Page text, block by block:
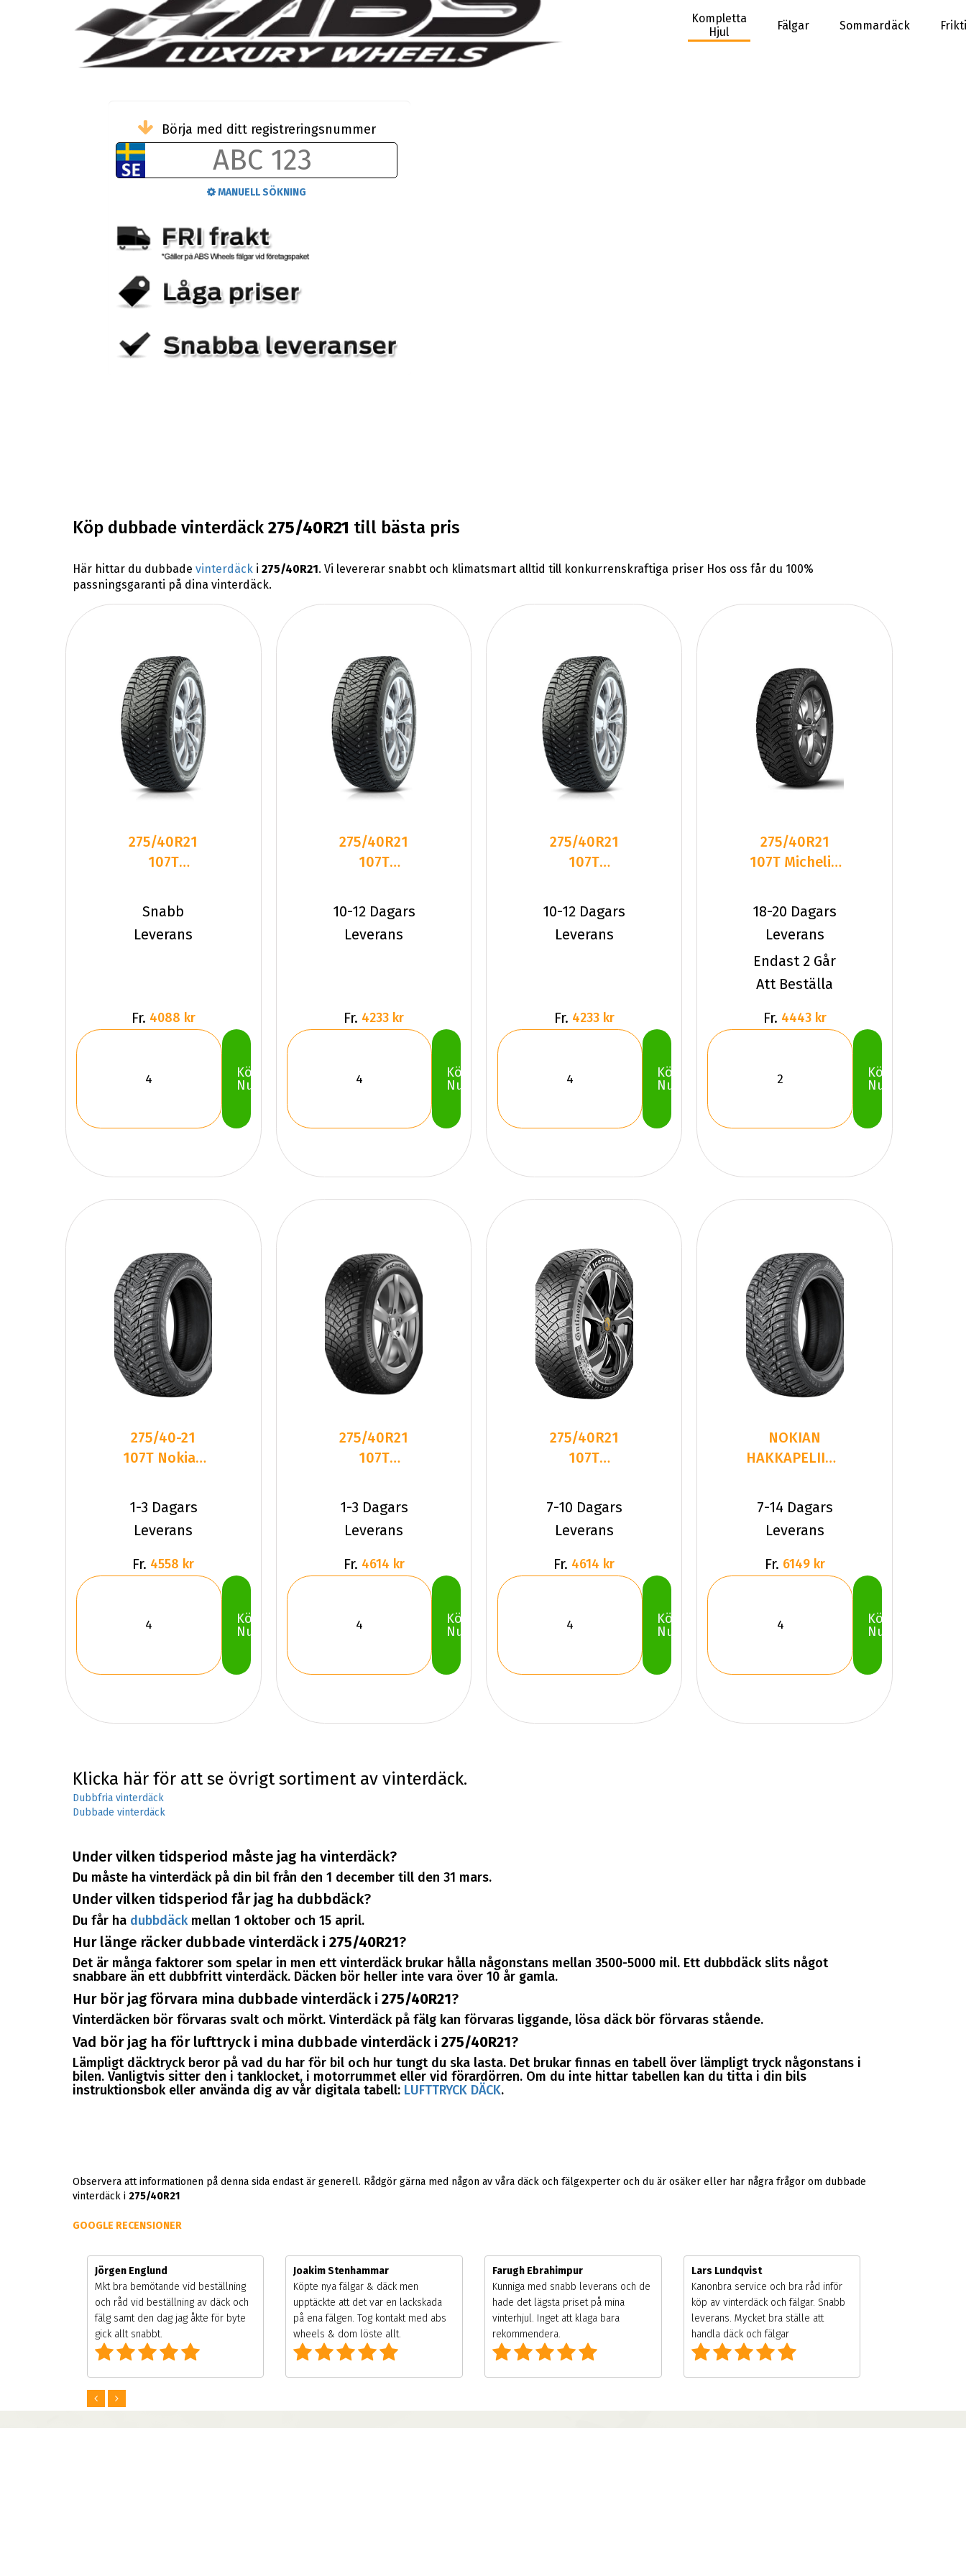
Kompletta
Hjul
Fälgar Sommardäck
Börja med ditt registreringsnummer
MANUELL SÖKNING
Köp dubbade vinterdäck 275/40R21 till bästa pris
Här hittar du dubbade vinterdäcki 275/40R21. Vi levererar snabbt och klimatsmart alltid till konkurrenskraftiga priser Hos oss får du 100%
passningsgaranti på dina vinterdäck.
275/40R21
107T
ULTRAGRIP
Snabb
Leverans
Fr. 4088 kr
Köp
Nu
275/40R21
107T
ULTRAGRIP
ARCTI
10-12 Dagars
Leverans
Fr. 4233 kr
Köp
Nu
275/40R21
107T
ULTRAGRIP
ARCTI
10-12 Dagars
Leverans
Fr. 4233 kr
Köp
Nu
275/40R21
107T Michelin
RG
18-20 Dagars
Leverans
Endast 2 Går
Att Beställa
Fr. 4443 kr
Köp
Nu
275/40-21
107T Nokian
XL Du
1-3 Dagars
Leverans
Fr. 4558 kr
Köp
Nu
275/40R21
107T
IceContact 3
1-3 Dagars
Leverans
Fr. 4614 kr
Köp
Nu
275/40R21
107T
IceContact 8
7-10 Dagars
Leverans
Fr. 4614 kr
Köp
Nu
NOKIAN
HAKKAPELIITTA
7-14 Dagars
Leverans
Fr. 6149 kr
Köp
Nu
Klicka här för att se övrigt sortiment av vinterdäck.
Dubbfria vinterdäck
Dubbade vinterdäck
Under vilken tidsperiod måste jag ha vinterdäck?
Du måste ha vinterdäck på din bil från den 1 december till den 31 mars.
Under vilken tidsperiod får jag ha dubbdäck?
Du får ha dubbdäckmellan 1 oktober och 15 april.
Hur länge räcker dubbade vinterdäck i 275/40R21?
Det är många faktorer som spelar in men ett vinterdäck brukar hålla någonstans mellan 3500-5000 mil. Ett dubbdäck slits något
snabbare än ett dubbfritt vinterdäck. Däcken bör heller inte vara över 10 år gamla.
Hur bör jag förvara mina dubbade vinterdäck i 275/40R21?
Vinterdäcken bör förvaras svalt och mörkt. Vinterdäck på fälg kan förvaras liggande, lösa däck bör förvaras stående.
Vad bör jag ha för lufttryck i mina dubbade vinterdäck i 275/40R21?
Lämpligt däcktryck beror på vad du har för bil och hur tungt du ska lasta. Det brukar finnas en tabell över lämpligt tryck någonstans i
bilen. Vanligtvis sitter den i tanklocket, i motorrummet eller vid förardörren. Om du inte hittar tabellen kan du titta i din bils
instruktionsbok eller använda dig av vår digitala tabell: LUFTTRYCK DÄCK.
Observera att informationen på denna sida endast är generell. Rådgör gärna med någon av våra däck och fälgexperter och du är osäker eller har några frågor om dubbade
vinterdäck i 275/40R21
GOOGLE RECENSIONER
Jörgen Englund
Mkt bra bemötande vid beställning
och råd vid beställning av däck och
fälg samt den dag jag åkte för byte
gick allt snabbt.
Joakim Stenhammar
Köpte nya fälgar & däck men
upptäckte att det var en lackskada
på ena fälgen. Tog kontakt med abs
wheels & dom löste allt.
Farugh Ebrahimpur
Kunniga med snabb leverans och de
hade det lägsta priset på mina
vinterhjul. Inget att klaga bara
rekommendera.
Lars Lundqvist
Kanonbra service och bra råd inför
köp av vinterdäck och fälgar. Snabb
leverans. Mycket bra ställe att
handla däck och fälgar